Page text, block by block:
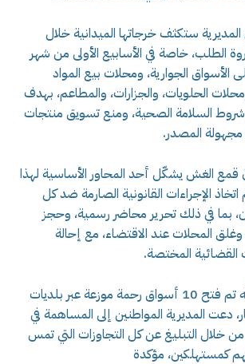
ستكثف خرجاتها الميدانية خلال
الطلب، خاصة في الأسابيع الأولى من شهر
الأسواق الجوارية، ومحلات بيع المواد
ومحلات الحلويات، والجزارات، والمطاعم، بهدف
السلامة الصحية، ومنع تسويق منتجات
مجهولة المصدر.
قمع الغش يشكّل أحد المحاور الأساسية لهذا
الإجراءات القانونية الصارمة ضد كل
بما في ذلك تحرير محاضر رسمية، وحجز
وغلق المحلات عند الاقتضاء، مع إحالة
القضائية المختصة.
وتجدر الإشارة إلى أنّه تم فتح 10 أسواق رحمة موزعة عبر بلديات
دعت المديرية المواطنين إلى المساهمة في
خلال التبليغ عن كل التجاوزات التي تمس
كمستهلكين، مؤكدة